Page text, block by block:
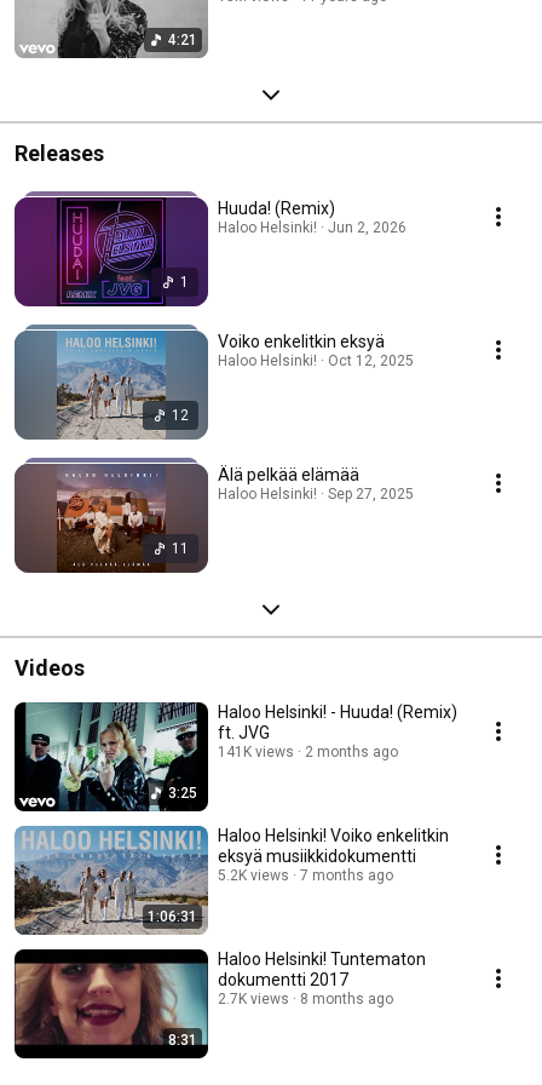
4:21
Releases
1
Huuda! (Remix)
Haloo Helsinki! · Jun 2, 2026
12
Voiko enkelitkin eksyä
Haloo Helsinki! · Oct 12, 2025
11
Älä pelkää elämää
Haloo Helsinki! · Sep 27, 2025
Videos
3:25
Haloo Helsinki! - Huuda! (Remix)
ft. JVG
141K views 2 months ago
1:06:31
Haloo Helsinki! Voiko enkelitkin
eksyä musiikkidokumentti
5.2K views 7 months ago
8:31
Haloo Helsinki! Tuntematon
dokumentti 2017
2.7K views 8 months ago